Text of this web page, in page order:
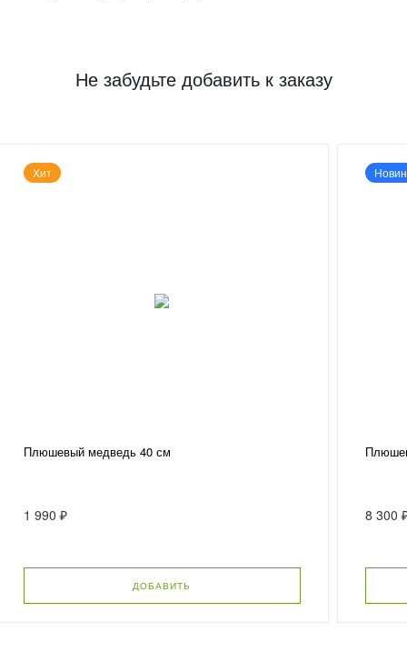
Не забудьте добавить к заказу
Хит
Плюшевый медведь 40 см
1 990 ₽
ДОБАВИТЬ
8 300